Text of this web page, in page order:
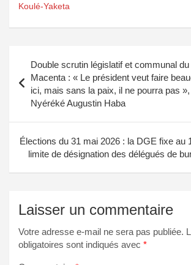
Koulé-Yaketa
de
l’article
Double scrutin législatif et communal
Macenta : « Le président veut faire
ici, mais sans la paix, il ne pourra pas
Nyéréké Augustin Haba
Élections du 31 mai 2026 : la DGE fixe au
limite de désignation des délégués de
Laisser un commentaire
Votre adresse e-mail ne sera pas publiée.
obligatoires sont indiqués avec *